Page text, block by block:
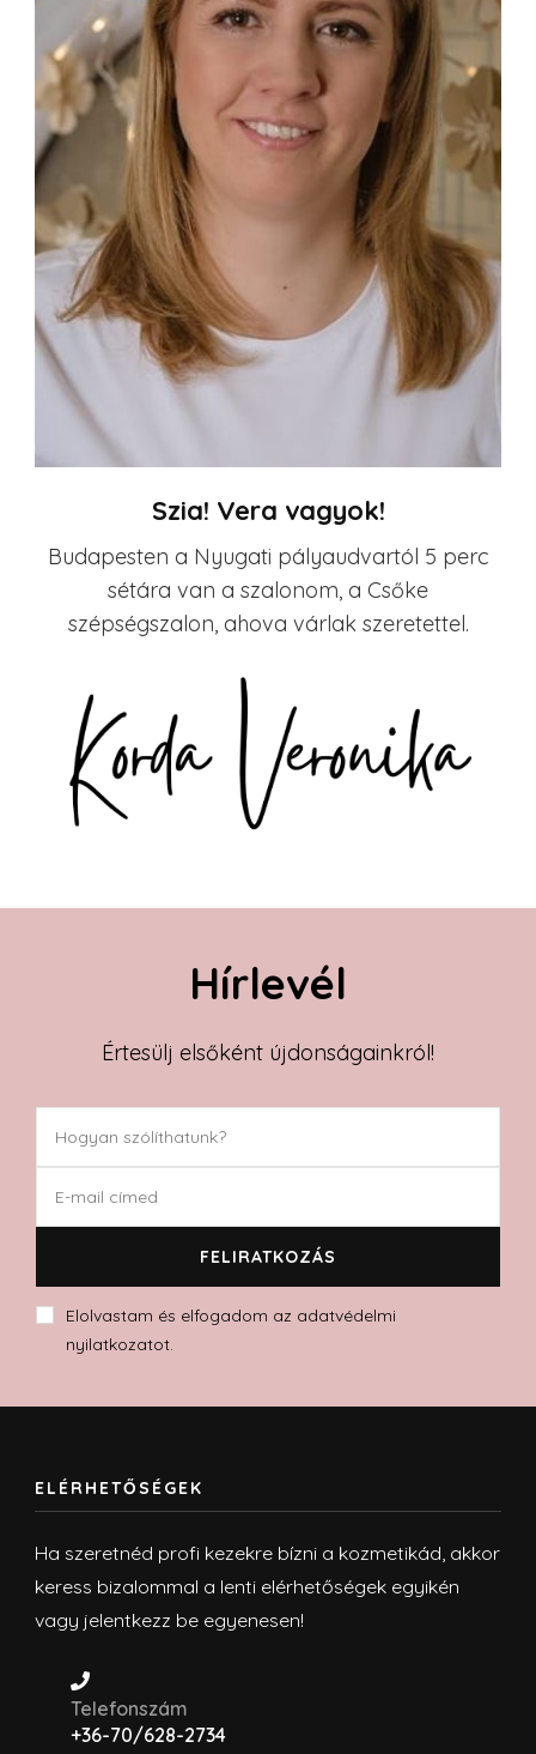
Szia! Vera vagyok!
Budapesten a Nyugati pályaudvartól 5 perc
sétára van a szalonom, a Csőke
szépségszalon, ahova várlak szeretettel.
Hírlevél
Értesülj elsőként újdonságainkról!
Elolvastam és elfogadom az adatvédelmi
nyilatkozatot.
ELÉRHETŐSÉGEK
Ha szeretnéd profi kezekre bízni a kozmetikád, akkor
keress bizalommal a lenti elérhetőségek egyikén
vagy jelentkezz be egyenesen!
Telefonszám
+36-70/628-2734